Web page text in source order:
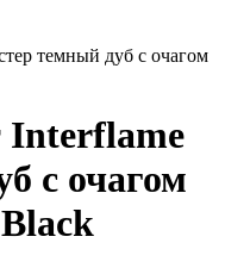
темный дуб с очагом
Interflame
с очагом